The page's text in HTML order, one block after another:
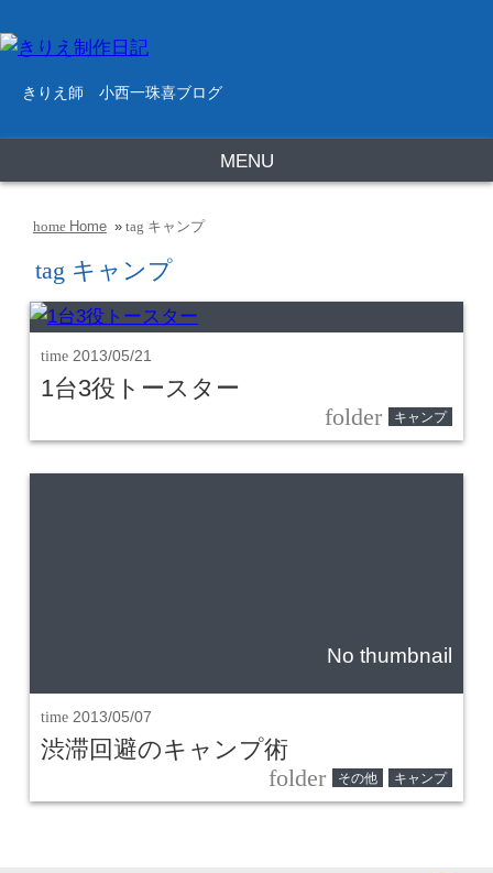
きりえ師 小西一珠喜ブログ
MENU
home Home » tag キャンプ
tag キャンプ
time 2013/05/21
1台3役トースター
folder キャンプ
No thumbnail
time 2013/05/07
渋滞回避のキャンプ術
folder その他 キャンプ